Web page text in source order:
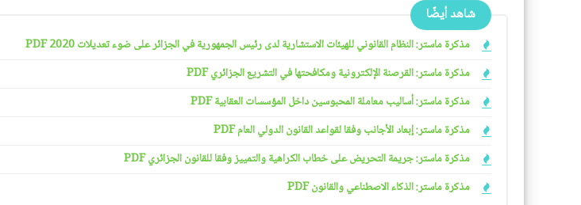
شاهد أيضًا
مذكرة ماستر: النظام القانوني للهيئات الاستشارية لدى رئيس الجمهورية في الجزائر على ضوء تعديلات 2020 PDF
مذكرة ماستر: القرصنة الإلكترونية ومكافحتها في التشريع الجزائري PDF
مذكرة ماستر: أساليب معاملة المحبوسين داخل المؤسسات العقابية PDF
مذكرة ماستر: إبعاد الأجانب وفقا لقواعد القانون الدولي العام PDF
مذكرة ماستر: جريمة التحريض على خطاب الكراهية والتمييز وفقا للقانون الجزائري PDF
مذكرة ماستر: الذكاء الاصطناعي والقانون PDF